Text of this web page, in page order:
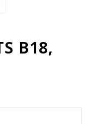
B18,